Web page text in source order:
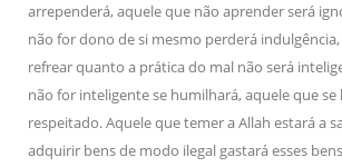
arrependerá, aquele que não aprender será
não for dono de si mesmo perderá
refrear quanto a prática do mal não será
não for inteligente se humilhará, aquele que
respeitado. Aquele que temer a Allah estará a
adquirir bens de modo ilegal gastará esses